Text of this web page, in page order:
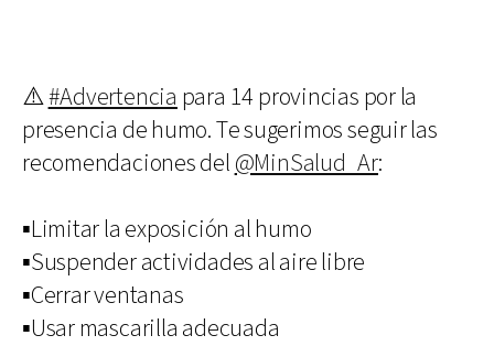
⚠️#Advertencia para 14 provincias por la
presencia de humo. Te sugerimos seguir las
recomendaciones del @MinSalud_Ar:
▪️Limitar la exposición al humo
▪️Suspender actividades al aire libre
▪️Cerrar ventanas
▪️Usar mascarilla adecuada